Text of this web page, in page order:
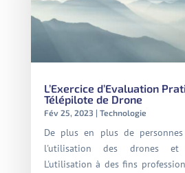
L’Exercice d’Evaluation
Télépilote de Drone
Fév 25, 2023 | Technologie
De plus en plus de
l'utilisation des drones et
L'utilisation à des fins